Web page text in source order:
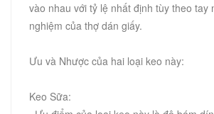
vào nhau với tỷ lệ nhất định tùy theo tay
nghiệm của thợ dán giấy.
Ưu và Nhược của hai loại keo này:
Keo Sữa: